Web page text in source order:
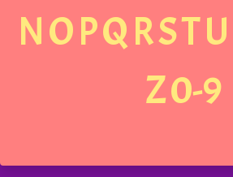
NOPQRSTU
Z0-9